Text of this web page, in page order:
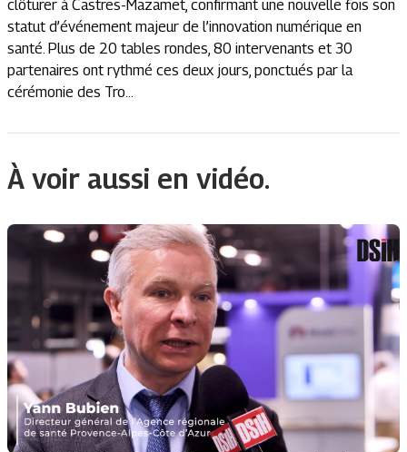
clôturer à Castres-Mazamet, confirmant une nouvelle fois son
statut d’événement majeur de l’innovation numérique en
santé. Plus de 20 tables rondes, 80 intervenants et 30
partenaires ont rythmé ces deux jours, ponctués par la
cérémonie des Tro...
À voir aussi en vidéo.